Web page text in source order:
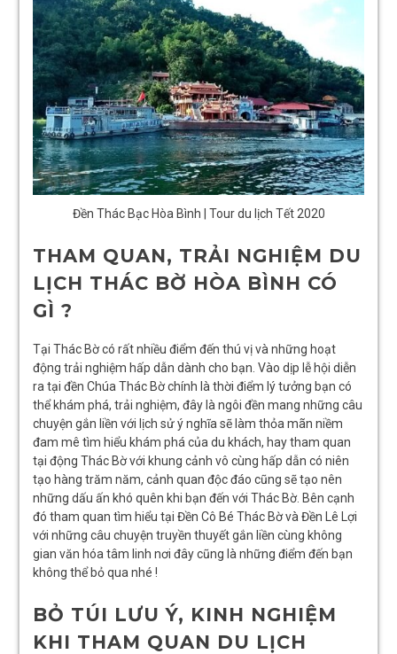
Đền Thác Bạc Hòa Bình | Tour du lịch Tết 2020
THAM QUAN, TRẢI NGHIỆM DU
LỊCH THÁC BỜ HÒA BÌNH CÓ
GÌ ?
Tại Thác Bờ có rất nhiều điểm đến thú vị và những hoạt
động trải nghiệm hấp dẫn dành cho bạn. Vào dịp lễ hội diễn
ra tại đền Chúa Thác Bờ chính là thời điểm lý tưởng bạn có
thể khám phá, trải nghiệm, đây là ngôi đền mang những câu
chuyện gắn liền với lịch sử ý nghĩa sẽ làm thỏa mãn niềm
đam mê tìm hiểu khám phá của du khách, hay tham quan
tại động Thác Bờ với khung cảnh vô cùng hấp dẫn có niên
tạo hàng trăm năm, cảnh quan độc đáo cũng sẽ tạo nên
những dấu ấn khó quên khi bạn đến với Thác Bờ. Bên cạnh
đó tham quan tìm hiểu tại Đền Cô Bé Thác Bờ và Đền Lê Lợi
với những câu chuyện truyền thuyết gắn liền cùng không
gian văn hóa tâm linh nơi đây cũng là những điểm đến bạn
không thể bỏ qua nhé !
BỎ TÚI LƯU Ý, KINH NGHIỆM
KHI THAM QUAN DU LỊCH